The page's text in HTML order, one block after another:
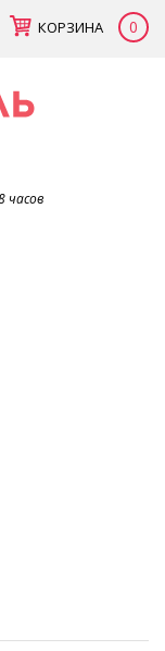
КОРЗИНА 0
часов